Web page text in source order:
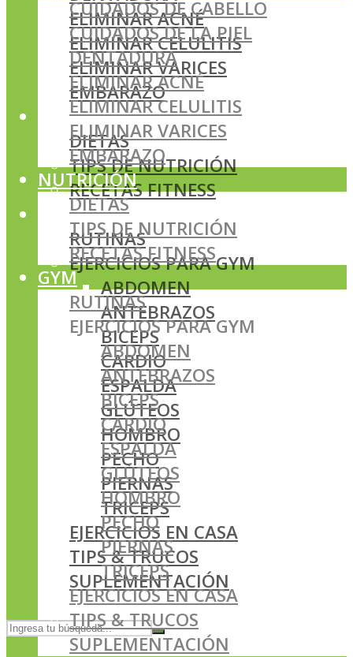
ELIMINAR ACNÉ
ELIMINAR CELULITIS
ELIMINAR VARICES
EMBARAZO
NUTRICIÓN
DIETAS
TIPS DE NUTRICIÓN
RECETAS FITNESS
GYM
RUTINAS
EJERCICIOS PARA GYM
ABDOMEN
ANTEBRAZOS
BICEPS
CARDIO
ESPALDA
GLÚTEOS
HOMBRO
PECHO
PIERNAS
TRICEPS
EJERCICIOS EN CASA
TIPS & TRUCOS
SUPLEMENTACIÓN
CUIDADOS DE CABELLO
CUIDADOS DE LA PIEL
DENTADURA
ELIMINAR ACNÉ
ELIMINAR CELULITIS
ELIMINAR VARICES
EMBARAZO
NUTRICIÓN
DIETAS
TIPS DE NUTRICIÓN
RECETAS FITNESS
GYM
RUTINAS
EJERCICIOS PARA GYM
ABDOMEN
ANTEBRAZOS
BICEPS
CARDIO
ESPALDA
GLÚTEOS
HOMBRO
PECHO
PIERNAS
TRICEPS
EJERCICIOS EN CASA
TIPS & TRUCOS
SUPLEMENTACIÓN